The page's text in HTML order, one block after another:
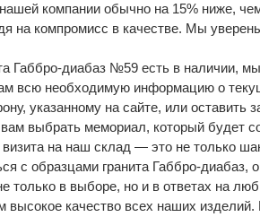
компании обычно на 15% ниже,
на компромисс в качестве. Мы
Габбро-диабаз №59 есть в наличии,
всю необходимую информацию о
указанному на сайте, или
выбрать мемориал, который будет
на наш склад — это не только
с образцами гранита Габбро-диабаз,
только в выборе, но и в ответах на
качество всех наших